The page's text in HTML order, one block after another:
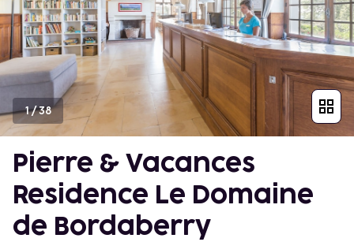
1/38
Pierre & Vacances
Residence Le Domaine
de Bordaberry